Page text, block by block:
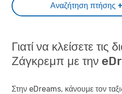
Αναζήτηση πτήσης +
Γιατί να κλείσετε τις
Ζάγκρεμπ με την
Στην eDreams, κάνουμε τον